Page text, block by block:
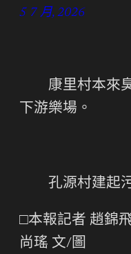
5 7 月, 2026
康里村本來臭
下游樂場。
孔源村建起污
□本報記者 趙錦
尚瑤 文/圖